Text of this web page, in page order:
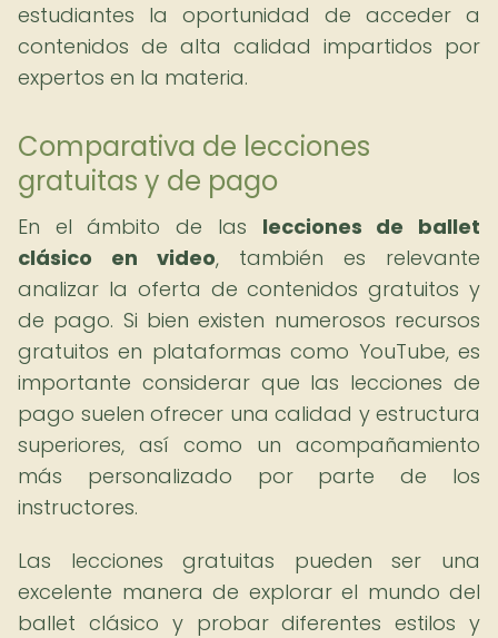
estudiantes la oportunidad de acceder a
contenidos de alta calidad impartidos por
expertos en la materia.
Comparativa de lecciones
gratuitas y de pago
En el ámbito de las lecciones de ballet
clásico en video, también es relevante
analizar la oferta de contenidos gratuitos y
de pago. Si bien existen numerosos recursos
gratuitos en plataformas como YouTube, es
importante considerar que las lecciones de
pago suelen ofrecer una calidad y estructura
superiores, así como un acompañamiento
más personalizado por parte de los
instructores.
Las lecciones gratuitas pueden ser una
excelente manera de explorar el mundo del
ballet clásico y probar diferentes estilos y